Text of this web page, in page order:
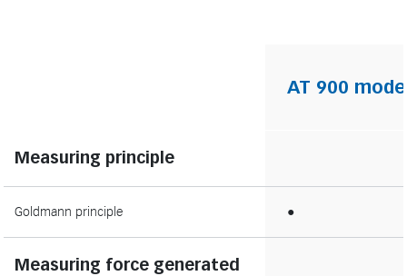
AT 900
Measuring principle
Goldmann principle ●
Measuring force generated